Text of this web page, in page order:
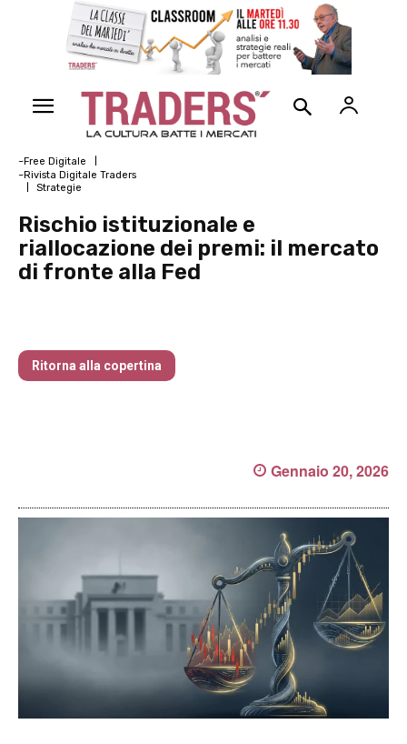
~Free Digitale
~Rivista Digitale Traders
Strategie
Rischio istituzionale e
riallocazione dei premi: il mercato
di fronte alla Fed
Ritorna alla copertina
Gennaio 20, 2026